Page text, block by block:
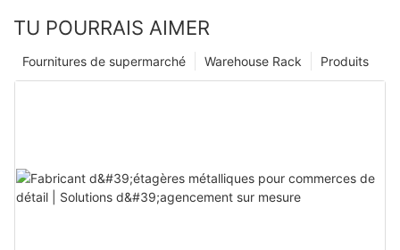
TU POURRAIS AIMER
Produits
Warehouse Rack
Fournitures de supermarché